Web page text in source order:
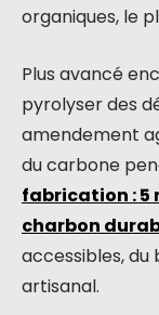
organiques, le
Plus avancé
pyrolyser des
amendement
du carbone
fabrication : 5
charbon
accessibles,
artisanal.